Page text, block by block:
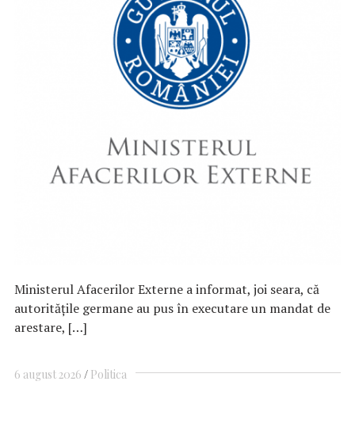
Ministerul Afacerilor Externe a informat, joi seara, că
autorităţile germane au pus în executare un mandat de
arestare, […]
6 august 2026 Politica